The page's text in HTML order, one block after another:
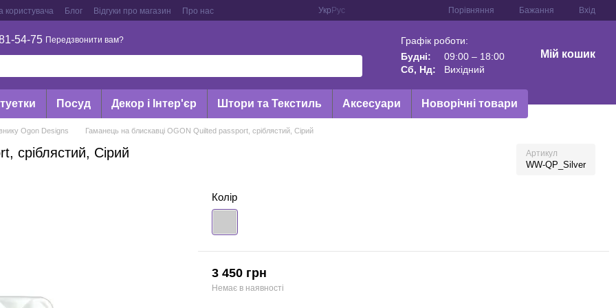
користувача Блог Відгуки про магазин Про нас Укр Рус Порівняння Бажання Вхід
54-75 Передзвонити вам?
Графік роботи:
Будні:
09:00 – 18:00
Сб, Нд:
Вихідний
Мій кошик
Посуд Декор і Інтер'єр Штори та Текстиль Аксесуари Новорічні товари
Ogon Designs Гаманець на блискавці OGON Quilted passport, сріблястий, Сірий
сріблястий, Сірий Артикул
WW-QP_Silver
Колір
3 450 грн
Немає в наявності